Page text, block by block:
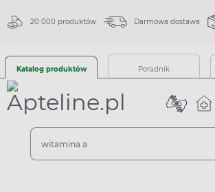
20 000 produktów Darmowa dostawa
Katalog produktów Poradnik